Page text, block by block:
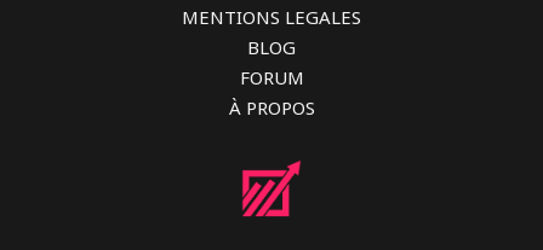
MENTIONS LEGALES
BLOG
FORUM
À PROPOS